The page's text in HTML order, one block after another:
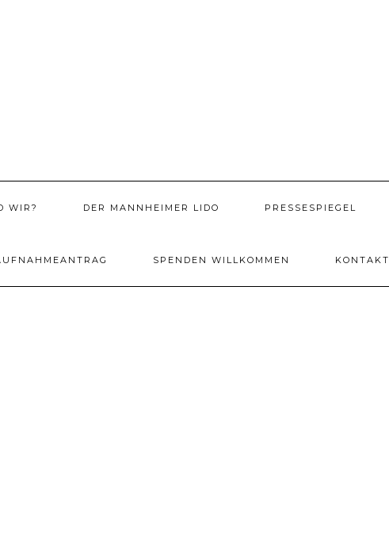
WIR? DER MANNHEIMER LIDO PRESSESPIEGEL
SPENDEN WILLKOMMEN KONTAKT